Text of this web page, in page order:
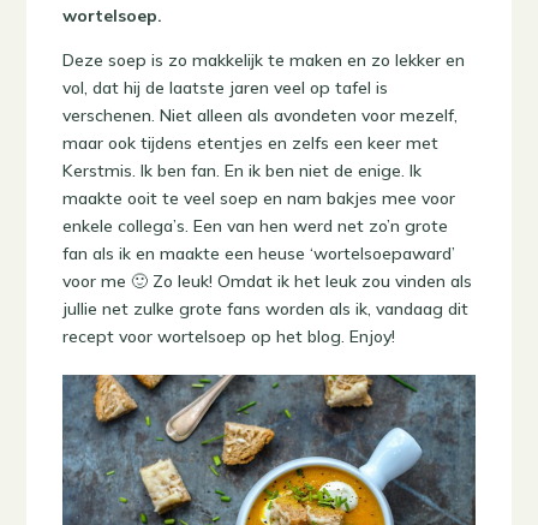
wortelsoep.
Deze soep is zo makkelijk te maken en zo lekker en
vol, dat hij de laatste jaren veel op tafel is
verschenen. Niet alleen als avondeten voor mezelf,
maar ook tijdens etentjes en zelfs een keer met
Kerstmis. Ik ben fan. En ik ben niet de enige. Ik
maakte ooit te veel soep en nam bakjes mee voor
enkele collega’s. Een van hen werd net zo’n grote
fan als ik en maakte een heuse ‘wortelsoepaward’
voor me 🙂 Zo leuk! Omdat ik het leuk zou vinden als
jullie net zulke grote fans worden als ik, vandaag dit
recept voor wortelsoep op het blog. Enjoy!